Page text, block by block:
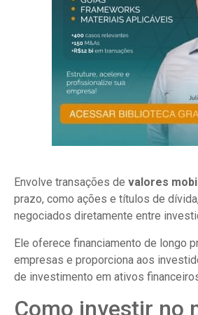
Envolve transações de valores
prazo, como ações e títulos de
negociados diretamente entre
Ele oferece financiamento de longo
empresas e proporciona aos
de investimento em ativos
Como investir no